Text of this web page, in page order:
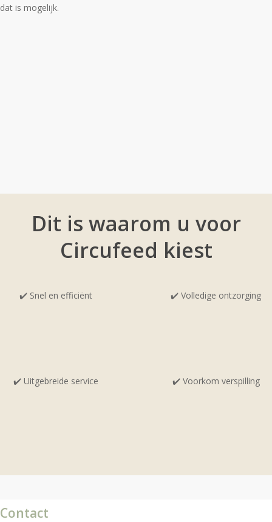
dat is mogelijk.
Dit is waarom u voor
Circufeed kiest
✔️ Snel en efficiënt ✔️ Volledige ontzorging
✔️ Uitgebreide service ✔️ Voorkom verspilling
Contact